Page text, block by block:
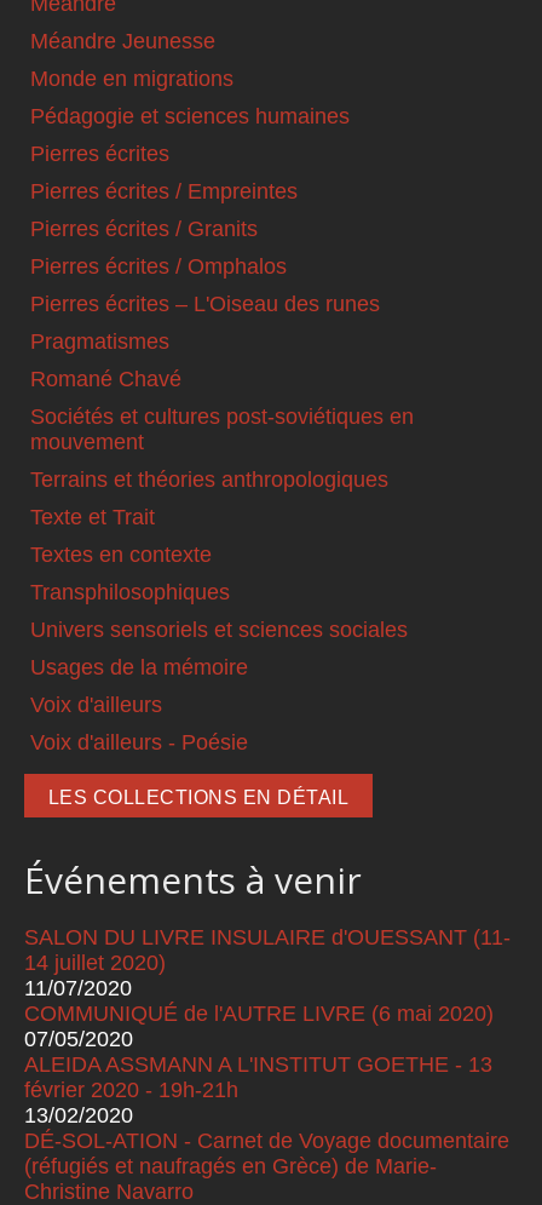
Méandre Jeunesse
Monde en migrations
Pédagogie et sciences humaines
Pierres écrites
Pierres écrites / Empreintes
Pierres écrites / Granits
Pierres écrites / Omphalos
Pierres écrites – L'Oiseau des runes
Pragmatismes
Romané Chavé
Sociétés et cultures post-soviétiques en
mouvement
Terrains et théories anthropologiques
Texte et Trait
Textes en contexte
Transphilosophiques
Univers sensoriels et sciences sociales
Usages de la mémoire
Voix d'ailleurs
Voix d'ailleurs - Poésie
LES COLLECTIONS EN DÉTAIL
Événements à venir
SALON DU LIVRE INSULAIRE d'OUESSANT (11-
14 juillet 2020)
11/07/2020
COMMUNIQUÉ de l'AUTRE LIVRE (6 mai 2020)
07/05/2020
ALEIDA ASSMANN A L'INSTITUT GOETHE - 13
février 2020 - 19h-21h
13/02/2020
DÉ-SOL-ATION - Carnet de Voyage documentaire
(réfugiés et naufragés en Grèce) de Marie-
Christine Navarro